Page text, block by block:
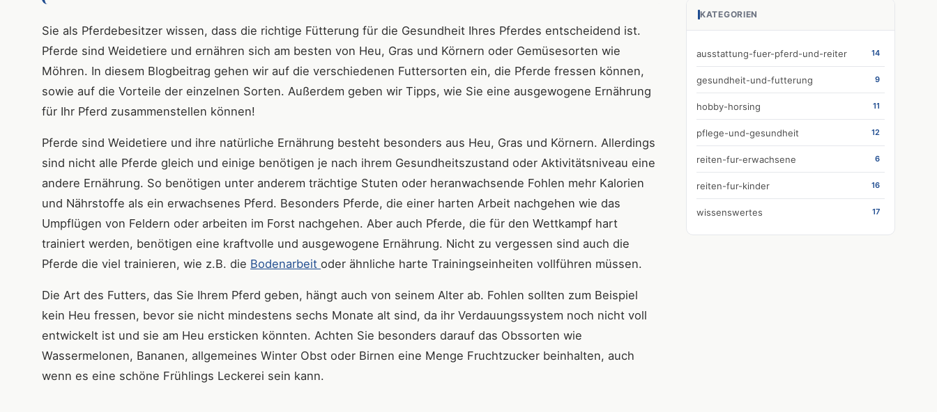
Sie als Pferdebesitzer wissen, dass die richtige Fütterung für die Gesundheit Ihres Pferdes entscheidend ist.
Pferde sind Weidetiere und ernähren sich am besten von Heu, Gras und Körnern oder Gemüsesorten wie
Möhren. In diesem Blogbeitrag gehen wir auf die verschiedenen Futtersorten ein, die Pferde fressen können,
sowie auf die Vorteile der einzelnen Sorten. Außerdem geben wir Tipps, wie Sie eine ausgewogene Ernährung
für Ihr Pferd zusammenstellen können!
Pferde sind Weidetiere und ihre natürliche Ernährung besteht besonders aus Heu, Gras und Körnern. Allerdings
sind nicht alle Pferde gleich und einige benötigen je nach ihrem Gesundheitszustand oder Aktivitätsniveau eine
andere Ernährung. So benötigen unter anderem trächtige Stuten oder heranwachsende Fohlen mehr Kalorien
und Nährstoffe als ein erwachsenes Pferd. Besonders Pferde, die einer harten Arbeit nachgehen wie das
Umpflügen von Feldern oder arbeiten im Forst nachgehen. Aber auch Pferde, die für den Wettkampf hart
trainiert werden, benötigen eine kraftvolle und ausgewogene Ernährung. Nicht zu vergessen sind auch die
Pferde die viel trainieren, wie z.B. die Bodenarbeit oder ähnliche harte Trainingseinheiten vollführen müssen.
Die Art des Futters, das Sie Ihrem Pferd geben, hängt auch von seinem Alter ab. Fohlen sollten zum Beispiel
kein Heu fressen, bevor sie nicht mindestens sechs Monate alt sind, da ihr Verdauungssystem noch nicht voll
entwickelt ist und sie am Heu ersticken könnten. Achten Sie besonders darauf das Obssorten wie
Wassermelonen, Bananen, allgemeines Winter Obst oder Birnen eine Menge Fruchtzucker beinhalten, auch
wenn es eine schöne Frühlings Leckerei sein kann.
KATEGORIEN
ausstattung-fuer-pferd-und-reiter 14
gesundheit-und-futterung 9
hobby-horsing 11
pflege-und-gesundheit 12
reiten-fur-erwachsene 6
reiten-fur-kinder 16
wissenswertes 17